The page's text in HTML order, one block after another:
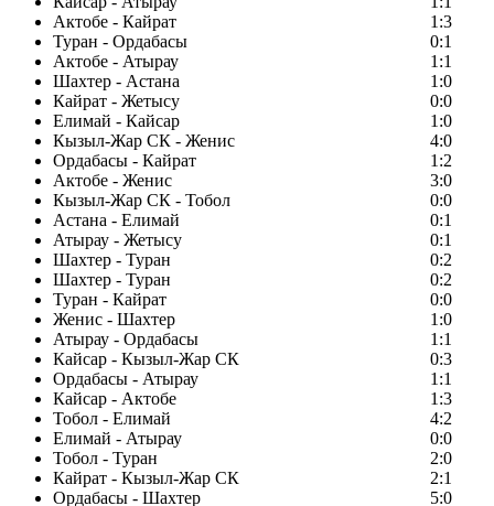
Актобе - Кайрат
1:3
Туран - Ордабасы
0:1
Актобе - Атырау
1:1
Шахтер - Астана
1:0
Кайрат - Жетысу
0:0
Елимай - Кайсар
1:0
Кызыл-Жар СК - Женис
4:0
Ордабасы - Кайрат
1:2
Актобе - Женис
3:0
Кызыл-Жар СК - Тобол
0:0
Астана - Елимай
0:1
Атырау - Жетысу
0:1
Шахтер - Туран
0:2
Шахтер - Туран
0:2
Туран - Кайрат
0:0
Женис - Шахтер
1:0
Атырау - Ордабасы
1:1
Кайсар - Кызыл-Жар СК
0:3
Ордабасы - Атырау
1:1
Кайсар - Актобе
1:3
Тобол - Елимай
4:2
Елимай - Атырау
0:0
Тобол - Туран
2:0
Кайрат - Кызыл-Жар СК
2:1
Ордабасы - Шахтер
5:0